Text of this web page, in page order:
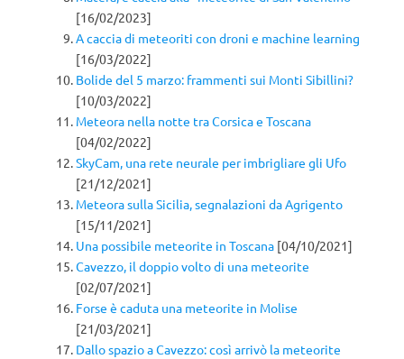
[16/02/2023]
A caccia di meteoriti con droni e machine learning
[16/03/2022]
Bolide del 5 marzo: frammenti sui Monti Sibillini?
[10/03/2022]
Meteora nella notte tra Corsica e Toscana
[04/02/2022]
SkyCam, una rete neurale per imbrigliare gli Ufo
[21/12/2021]
Meteora sulla Sicilia, segnalazioni da Agrigento
[15/11/2021]
Una possibile meteorite in Toscana [04/10/2021]
Cavezzo, il doppio volto di una meteorite
[02/07/2021]
Forse è caduta una meteorite in Molise
[21/03/2021]
Dallo spazio a Cavezzo: così arrivò la meteorite